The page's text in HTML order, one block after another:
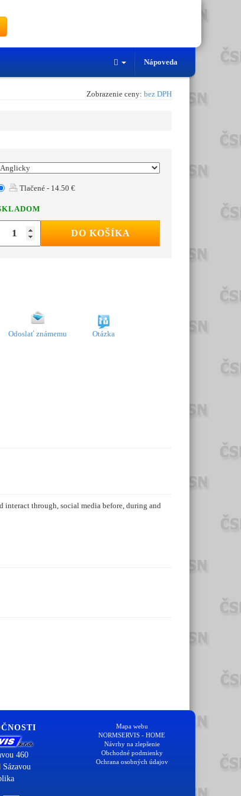
Nápoveda
Zobrazenie ceny: bez DPH
Tlačené - 14.50 €
DO KOŠÍKA
Odoslať známemu Otázka
interact through, social media before, during and
460
Mapa webu
NORMSERVIS - HOME
Návrhy na zlepšenie
Obchodné podmienky
Ochrana osobných údajov